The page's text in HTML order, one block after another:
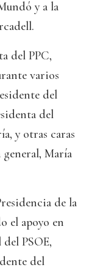
y a la
del PPC,
varios
del
del
y otras caras
general, María
de la
el apoyo en
PSOE,
del